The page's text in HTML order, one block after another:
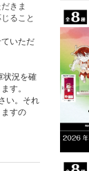
きま
ること
いただ
状況を確
す。
い。それ
すの